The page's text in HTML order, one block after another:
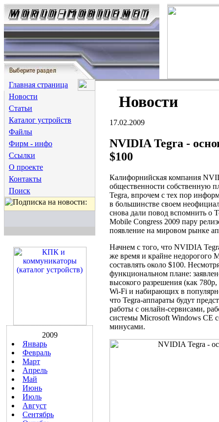
Главная страница
Новости
Статьи
Каталог устройств
Файлы
Фирм - инфо
Ссылки
О проекте
Контакты
Поиск
2009
Январь
Февраль
Март
Апрель
Май
Июнь
Июль
Август
Сентябрь
Новости
17.02.2009
NVIDIA Tegra -
$100
Калифорнийская компания
общественности собственную
Tegra, впрочем с тех пор
в большинстве своем
снова дали повод вспомнить о
Mobile Congress 2009 пару
появление на мировом рынке
Начнем с того, что NVIDIA
же время и крайне недорогого
составлять около $100.
функциональном плане:
высокого разрешения (как
Wi-Fi и набирающих в
что Tegra-аппараты будут
работы с онлайн-сервисами,
системы Microsoft Windows CE
минусами.